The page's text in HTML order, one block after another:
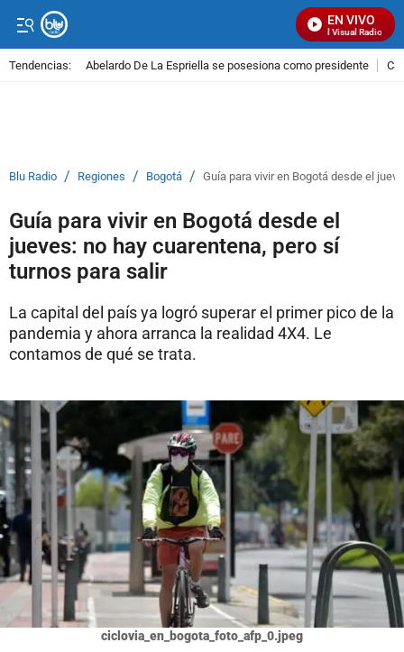
EN VIVO
Señal Visual Radio
Tendencias: Abelardo De La Espriella se posesiona como presidente
Blu Radio / Regiones / Bogotá / Guía para vivir en Bogotá desde el
Guía para vivir en Bogotá desde el
jueves: no hay cuarentena, pero sí
turnos para salir
La capital del país ya logró superar el primer pico de la
pandemia y ahora arranca la realidad 4X4. Le
contamos de qué se trata.
ciclovia_en_bogota_foto_afp_0.jpeg